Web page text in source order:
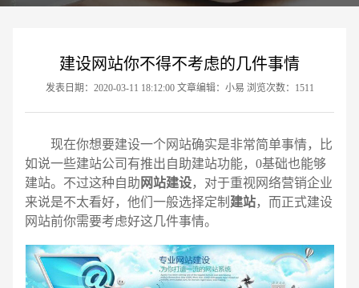
建设网站你不得不考虑的几件事情
发表日期：2020-03-11 18:12:00 文章编辑：小易 浏览次数：1511
现在你想要建设一个网站确实是非常简单事情，比
如说一些建站公司有推出自助建站功能，0基础也能够
建站。不过这种自助 网站建设，对于重视网络营销企业
来说是不太看好，他们一般选择定制 建站，而正式建设
网站前你需要考虑好这几件事情。